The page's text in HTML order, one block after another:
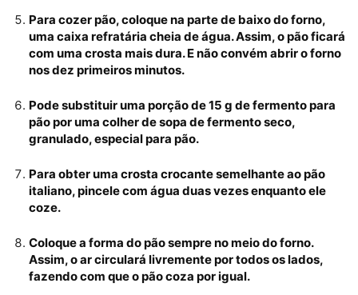
Para cozer pão, coloque na parte de baixo do forno,
uma caixa refratária cheia de água. Assim, o pão ficará
com uma crosta mais dura. E não convém abrir o forno
nos dez primeiros minutos.
Pode substituir uma porção de 15 g de fermento para
pão por uma colher de sopa de fermento seco,
granulado, especial para pão.
Para obter uma crosta crocante semelhante aopão
italiano, pincele com água duas vezes enquanto ele
coze.
Coloque a forma do pão sempre no meio do forno.
Assim, o ar circulará livremente por todos os lados,
fazendo com que o pão coza por igual.